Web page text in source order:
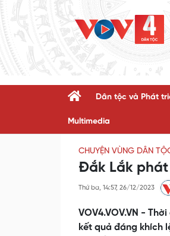
Dân tộc và Phát
Multimedia
CHUYỆN VÙNG DÂN
Đắk Lắk
Thứ ba, 14:57, 26/12/2023
VOV4.VOV.VN -
kết quả đáng khích